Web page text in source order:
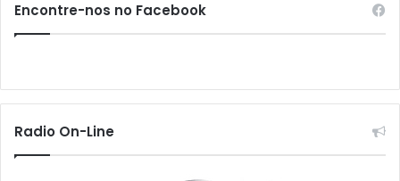
Encontre-nos no Facebook
Radio On-Line